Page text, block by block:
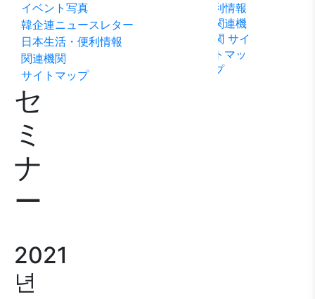
ビリテ
ィ方針
わせ
利情報
関連機
関 サイ
トマッ
プ
イベント写真
韓企連ニュースレター
日本生活・便利情報
関連機関
サイトマップ
セ
ミ
ナ
ー
2021
년